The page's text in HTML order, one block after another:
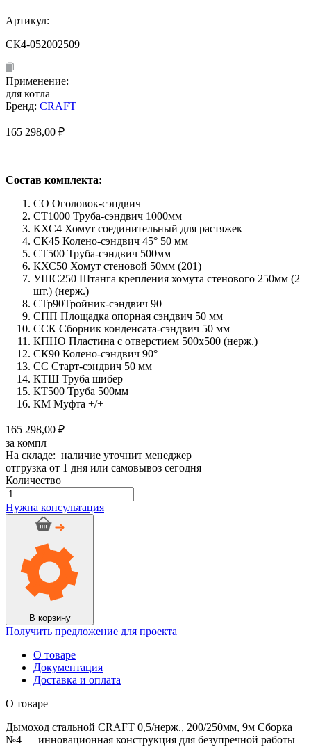
Артикул:
СК4-052002509
Применение:
для котла
Бренд: CRAFT
165 298,00 ₽
Состав комплекта:
СО Оголовок-сэндвич
СТ1000 Труба-сэндвич 1000мм
КХС4 Хомут соединительный для растяжек
СК45 Колено-сэндвич 45° 50 мм
СТ500 Труба-сэндвич 500мм
КХС50 Хомут стеновой 50мм (201)
УШС250 Штанга крепления хомута стенового 250мм (2
шт.) (нерж.)
СТр90Тройник-сэндвич 90
СПП Площадка опорная сэндвич 50 мм
ССК Сборник конденсата-сэндвич 50 мм
КПНО Пластина с отверстием 500х500 (нерж.)
СК90 Колено-сэндвич 90°
СС Старт-сэндвич 50 мм
КТШ Труба шибер
КТ500 Труба 500мм
КМ Муфта +/+
165 298,00 ₽
за компл
На складе: наличие уточнит менеджер
отгрузка от 1 дня или самовывоз сегодня
Количество
Количество
товара
Дымоход
стальной
нерж.,
200/250мм,
Нужна консультация
В корзину
Получить предложение для проекта
О товаре
Документация
Доставка и оплата
О товаре
Дымоход стальной CRAFT 0,5/нерж., 200/250мм, 9м Сборка
№4 — инновационная конструкция для безупречной работы